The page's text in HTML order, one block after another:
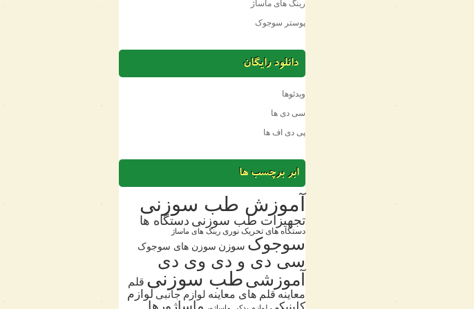
رینگ های ماساژ
پوستر سوجوک
دانلود رایگان
ویدئوها
سی دی ها
پی دی اف ها
ابر برچسب ها
آموزش طب سوزنی
تجهیزات طب سوزنی دستگاه ها
دستگاه های تحریک نوری رینگ های ماساژ
سوجوک سوزن سوزن های سوجوک
سی دی و دی وی دی
آموزشیطب سوزنی قلم
معاینه قلم های معاینه لوازم جانبی لوازم
ماساژورها